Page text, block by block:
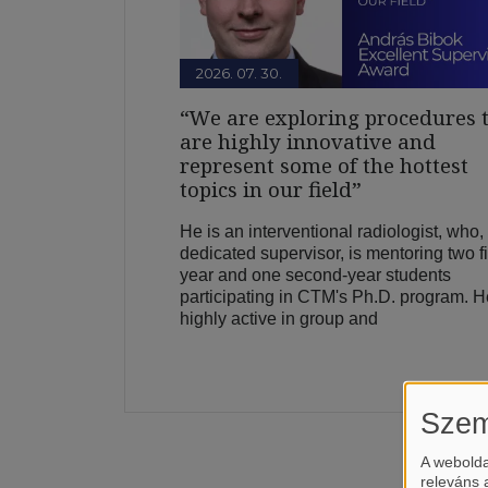
2026. 07. 30.
“We are exploring procedures
are highly innovative and
represent some of the hottest
topics in our field”
He is an interventional radiologist, who,
dedicated supervisor, is mentoring two
year and one second-year students
participating in CTM's Ph.D. program.
highly active in group and
A
releváns